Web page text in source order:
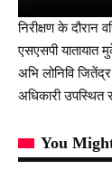
निरीक्षण के दौरान
एसएसपी यातायात
अभि लोनिवि
अधिकारी उपस्थित
You